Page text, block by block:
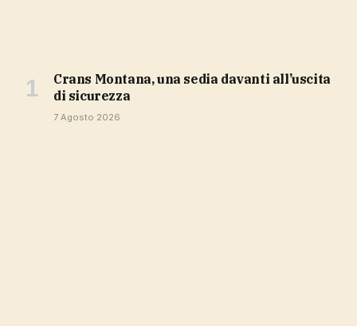
Crans Montana, una sedia davanti all’uscita
di sicurezza
7 Agosto 2026